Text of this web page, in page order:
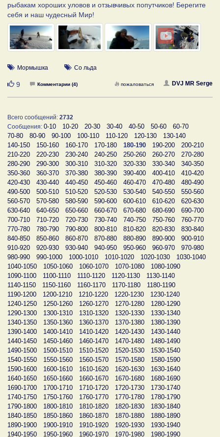
рыбакам хороших уловов и отзывчивых попутчиков! Берегите
себя и наш чудесный Мир!
Мормышка Со льда
Нравится
9 Комментарии (4) DVJ MR Serge
пожаловаться
Всего сообщений: 2732
Сообщения: 0-10 10-20 20-30 30-40 40-50 50-60
60-70
70-80
80-90 90-100 100-110 110-120 120-130
130-140
140-150
150-160 160-170 170-180 180-190 190-200
200-210
210-220
220-230 230-240 240-250 250-260 260-270
270-280
280-290
290-300 300-310 310-320 320-330 330-340
340-350
350-360
360-370 370-380 380-390 390-400 400-410
410-420
420-430
430-440 440-450 450-460 460-470 470-480
480-490
490-500
500-510 510-520 520-530 530-540 540-550
550-560
560-570
570-580 580-590 590-600 600-610 610-620
620-630
630-640
640-650 650-660 660-670 670-680 680-690
690-700
700-710
710-720 720-730 730-740 740-750 750-760
760-770
770-780
780-790 790-800 800-810 810-820 820-830
830-840
840-850
850-860 860-870 870-880 880-890 890-900
900-910
910-920
920-930 930-940 940-950 950-960 960-970
970-980
980-990
990-1000 1000-1010 1010-1020 1020-1030
1030-1040
1040-1050
1050-1060 1060-1070 1070-1080
1080-1090
1090-1100
1100-1110 1110-1120 1120-1130
1130-1140
1140-1150
1150-1160 1160-1170 1170-1180
1180-1190
1190-1200
1200-1210 1210-1220 1220-1230
1230-1240
1240-1250
1250-1260 1260-1270 1270-1280
1280-1290
1290-1300
1300-1310 1310-1320 1320-1330
1330-1340
1340-1350
1350-1360 1360-1370 1370-1380
1380-1390
1390-1400
1400-1410 1410-1420 1420-1430
1430-1440
1440-1450
1450-1460 1460-1470 1470-1480
1480-1490
1490-1500
1500-1510 1510-1520 1520-1530
1530-1540
1540-1550
1550-1560 1560-1570 1570-1580
1580-1590
1590-1600
1600-1610 1610-1620 1620-1630
1630-1640
1640-1650
1650-1660 1660-1670 1670-1680
1680-1690
1690-1700
1700-1710 1710-1720 1720-1730
1730-1740
1740-1750
1750-1760 1760-1770 1770-1780
1780-1790
1790-1800
1800-1810 1810-1820 1820-1830
1830-1840
1840-1850
1850-1860 1860-1870 1870-1880
1880-1890
1890-1900
1900-1910 1910-1920 1920-1930
1930-1940
1940-1950
1950-1960 1960-1970 1970-1980
1980-1990